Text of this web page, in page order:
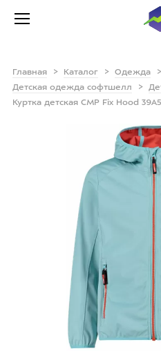
Главная Каталог Одежда
Детская одежда софтшелл
Куртка детская CMP Fix Hood